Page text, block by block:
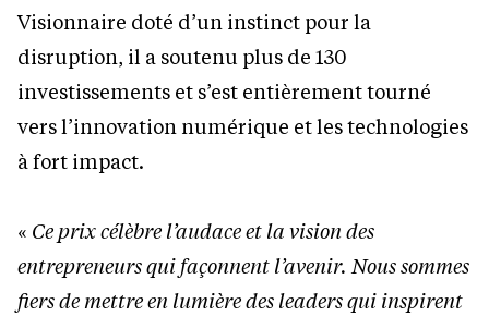
Visionnaire doté d’un instinct pour la
disruption, il a soutenu plus de 130
investissements et s’est entièrement tourné
vers l’innovation numérique et les technologies
à fort impact.
« Ce prix célèbre l’audace et la vision des
entrepreneurs qui façonnent l’avenir. Nous sommes
fiers de mettre en lumière des leaders qui inspirent